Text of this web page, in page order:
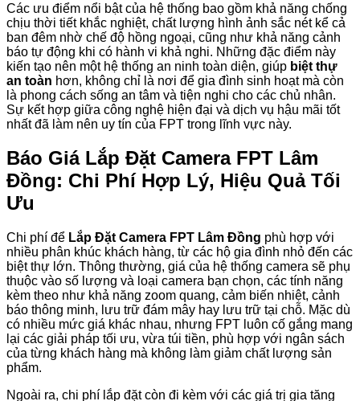
Các ưu điểm nổi bật của hệ thống bao gồm khả năng chống
chịu thời tiết khắc nghiệt, chất lượng hình ảnh sắc nét kể cả
ban đêm nhờ chế độ hồng ngoại, cũng như khả năng cảnh
báo tự động khi có hành vi khả nghi. Những đặc điểm này
kiến tạo nên một hệ thống an ninh toàn diện, giúp biệt thự
an toàn hơn, không chỉ là nơi để gia đình sinh hoạt mà còn
là phong cách sống an tâm và tiện nghi cho các chủ nhân.
Sự kết hợp giữa công nghệ hiện đại và dịch vụ hậu mãi tốt
nhất đã làm nên uy tín của FPT trong lĩnh vực này.
Báo Giá Lắp Đặt Camera FPT Lâm
Đồng: Chi Phí Hợp Lý, Hiệu Quả Tối
Ưu
Chi phí để Lắp Đặt Camera FPT Lâm Đồng phù hợp với
nhiều phân khúc khách hàng, từ các hộ gia đình nhỏ đến các
biệt thự lớn. Thông thường, giá của hệ thống camera sẽ phụ
thuộc vào số lượng và loại camera bạn chọn, các tính năng
kèm theo như khả năng zoom quang, cảm biến nhiệt, cảnh
báo thông minh, lưu trữ đám mây hay lưu trữ tại chỗ. Mặc dù
có nhiều mức giá khác nhau, nhưng FPT luôn cố gắng mang
lại các giải pháp tối ưu, vừa túi tiền, phù hợp với ngân sách
của từng khách hàng mà không làm giảm chất lượng sản
phẩm.
Ngoài ra, chi phí lắp đặt còn đi kèm với các giá trị gia tăng